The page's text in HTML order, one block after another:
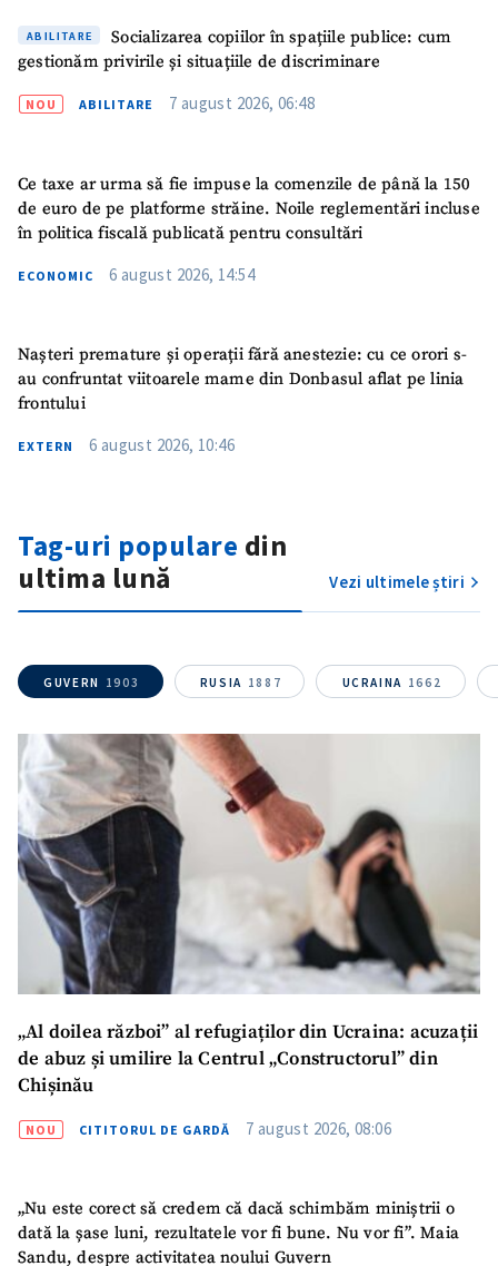
ABILITARE
Socializarea copiilor în spațiile publice: cum
gestionăm privirile și situațiile de discriminare
NOU ABILITARE 7 august 2026, 06:48
Ce taxe ar urma să fie impuse la comenzile de până la 150
de euro de pe platforme străine. Noile reglementări incluse
în politica fiscală publicată pentru consultări
ECONOMIC 6 august 2026, 14:54
Nașteri premature și operații fără anestezie: cu ce orori s-
au confruntat viitoarele mame din Donbasul aflat pe linia
frontului
EXTERN 6 august 2026, 10:46
Tag-uri populare din
ultima lună
Vezi ultimele știri
GUVERN 1903 RUSIA 1887 UCRAINA 1662
„Al doilea război” al refugiaților din Ucraina: acuzații
de abuz și umilire la Centrul „Constructorul” din
Chișinău
NOU CITITORUL DE GARDĂ 7 august 2026, 08:06
„Nu este corect să credem că dacă schimbăm miniștrii o
dată la șase luni, rezultatele vor fi bune. Nu vor fi”. Maia
Sandu, despre activitatea noului Guvern